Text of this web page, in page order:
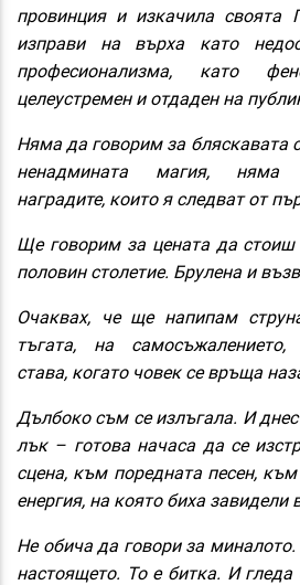
провинция и изкачила своята
изправи на върха като
професионализма, като
целеустремен и отдаден на
Няма да говорим за бляскавата
ненадмината магия, няма
наградите, които я следват от
Ще говорим за цената да стоиш
половин столетие. Брулена и
Очаквах, че ще напипам
тъгата, на самосъжалението,
става, когато човек се връща
Дълбоко съм се излъгала. И
лък – готова начаса да се
сцена, към поредната песен,
енергия, на която биха завидели
Не обича да говори за
настоящето. То е битка. И